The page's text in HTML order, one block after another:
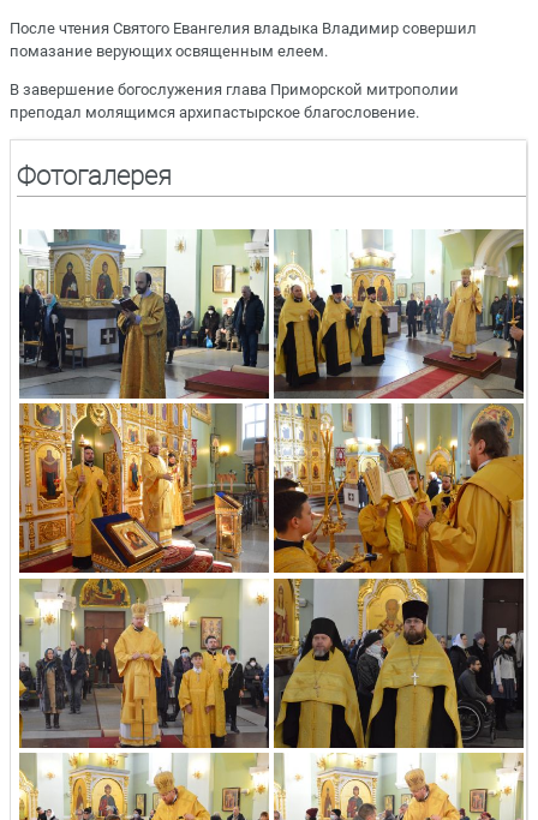
После чтения Святого Евангелия владыка Владимир совершил
помазание верующих освященным елеем.
В завершение богослужения глава Приморской митрополии
преподал молящимся архипастырское благословение.
Фотогалерея